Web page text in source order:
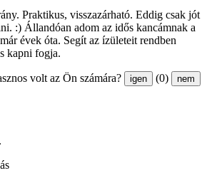
Praktikus, visszazárható. Eddig csak jót
:) Állandóan adom az idős kancámnak a
évek óta. Segít az ízületeit rendben
kapni fogja.
volt az Ön számára? igen (0) nem